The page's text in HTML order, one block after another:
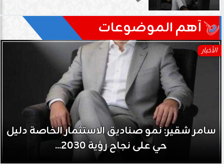
آهم الموضوعات
الأخبار
سامر شقير: نمو صناديق الاستثمار الخاصة دليل
حي على نجاح رؤية 2030...